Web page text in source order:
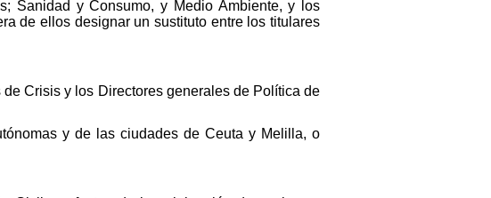
Sanidad y Consumo, y Medio Ambiente, y los
de ellos designar un sustituto entre los titulares
Crisis y los Directores generales de Política de
y de las ciudades de Ceuta y Melilla, o